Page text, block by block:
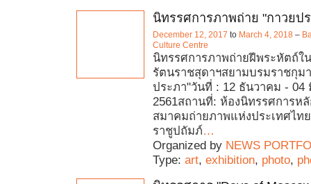
นิทรรศการภาพถ่าย "กาวยป
December 12, 2017 to March 4, 2018 –
Culture Centre
นิทรรศการภาพถ่ายฝีพระหัตถ์ใ
รัตนราชสุดาฯสยามบรมราชกุม
ประภา"วันที่ : 12 ธันวาคม - 04
2561สถานที่: ห้องนิทรรศการห
สมาคมถ่ายภาพแห่งประเทศไท
ราชูปถัมภ์…
Organized by NEWS
Type: art, exhibition, photo,